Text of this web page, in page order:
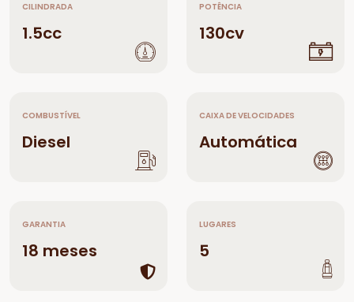
CILINDRADA
1.5cc
POTÊNCIA
130cv
COMBUSTÍVEL
Diesel
CAIXA DE VELOCIDADES
Automática
GARANTIA
18 meses
LUGARES
5